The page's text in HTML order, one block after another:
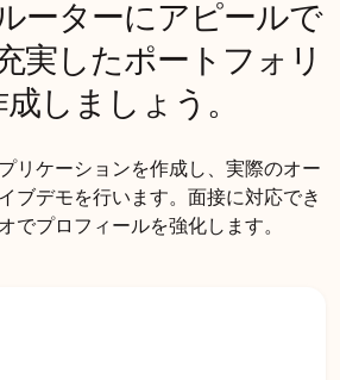
ーターにアピールで
実したポートフォリ
しましょう。
リケーションを作成し、実際のオー
ブデモを行います。面接に対応でき
でプロフィールを強化します。